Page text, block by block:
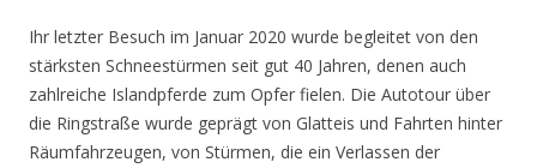
Ihr letzter Besuch im Januar 2020 wurde begleitet von den
stärksten Schneestürmen seit gut 40 Jahren, denen auch
zahlreiche Islandpferde zum Opfer fielen. Die Autotour über
die Ringstraße wurde geprägt von Glatteis und Fahrten hinter
Räumfahrzeugen, von Stürmen, die ein Verlassen der